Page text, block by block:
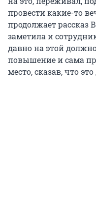
провести какие-то
продолжает рассказ
заметила и
давно на этой
повышение и сама
место, сказав, что